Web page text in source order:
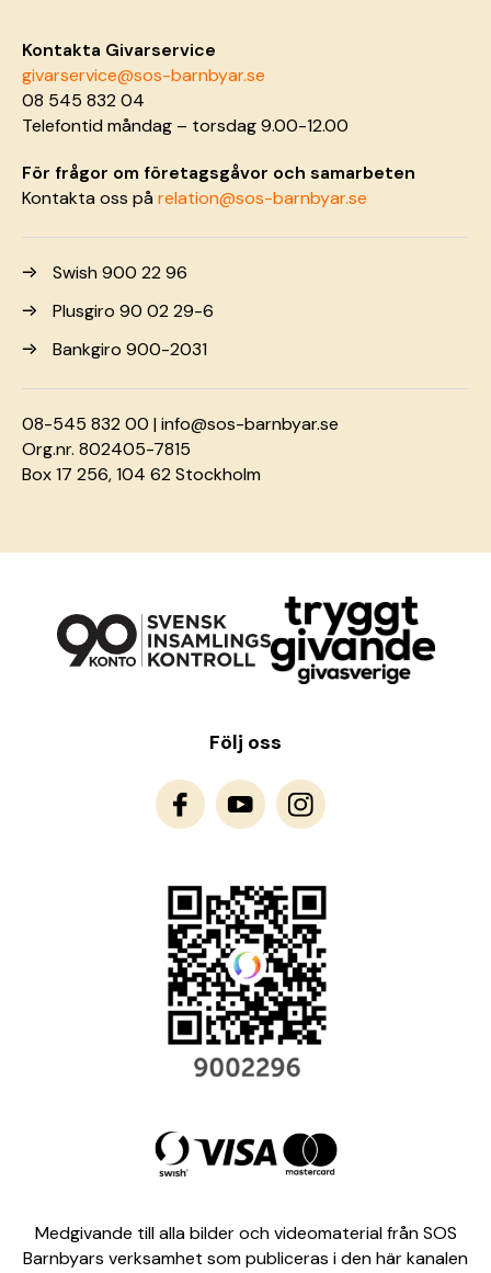
Kontakta Givarservice
givarservice@sos-barnbyar.se
08 545 832 04
Telefontid måndag – torsdag 9.00-12.00
För frågor om företagsgåvor och samarbeten
Kontakta oss pårelation@sos-barnbyar.se
Swish 900 22 96
Plusgiro 90 02 29-6
Bankgiro 900-2031
08-545 832 00 |info@sos-barnbyar.se
Org.nr. 802405-7815
Box 17 256, 104 62 Stockholm
Följ oss
Medgivande till alla bilder och videomaterial från SOS
Barnbyars verksamhet som publiceras i den här kanalen